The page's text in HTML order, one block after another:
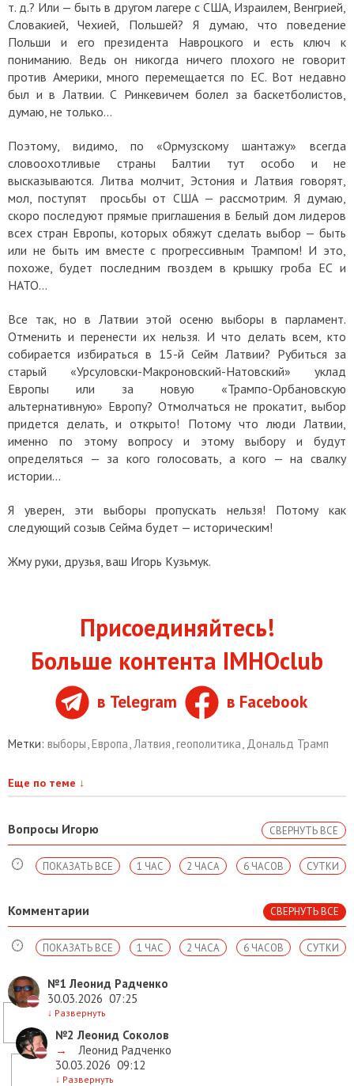
т. д.? Или — быть в другом лагере с США, Израилем, Венгрией,
Словакией, Чехией, Польшей? Я думаю, что поведение
Польши и его президента Навроцкого и есть ключ к
пониманию. Ведь он никогда ничего плохого не говорит
против Америки, много перемещается по ЕС. Вот недавно
был и в Латвии. С Ринкевичем болел за баскетболистов,
думаю, не только…
Поэтому, видимо, по «Ормузскому шантажу» всегда
словоохотливые страны Балтии тут особо и не
высказываются. Литва молчит, Эстония и Латвия говорят,
мол, поступят просьбы от США — рассмотрим. Я думаю,
скоро последуют прямые приглашения в Белый дом лидеров
всех стран Европы, которых обяжут сделать выбор — быть
или не быть им вместе с прогрессивным Трампом! И это,
похоже, будет последним гвоздем в крышку гроба ЕС и
НАТО…
Все так, но в Латвии этой осеню выборы в парламент.
Отменить и перенести их нельзя. И что делать всем, кто
собирается избираться в 15-й Сейм Латвии? Рубиться за
старый «Урсуловски-Макроновский-Натовский» уклад
Европы или за новую «Трампо-Орбановскую
альтернативную» Европу? Отмолчаться не прокатит, выбор
придется делать, и открыто! Потому что люди Латвии,
именно по этому вопросу и этому выбору и будут
определяться — за кого голосовать, а кого — на свалку
истории…
Я уверен, эти выборы пропускать нельзя! Потому как
следующий созыв Сейма будет — историческим!
Жму руки, друзья, ваш Игорь Кузьмук.
Присоединяйтесь!
Больше контента IMHOclub
в Telegram в Facebook
Метки: выборы Европа Латвия геополитика Дональд Трамп
Еще по теме ↓
Вопросы Игорю СВЕРНУТЬ ВСЕ
СУТКИ
6 ЧАСОВ
2 ЧАСА
1 ЧАС
ПОКАЗАТЬ ВСЕ
Комментарии СВЕРНУТЬ ВСЕ
СУТКИ
6 ЧАСОВ
2 ЧАСА
1 ЧАС
ПОКАЗАТЬ ВСЕ
№1 Леонид Радченко
30.03.2026 07:25
↓ Развернуть
№2 Леонид Соколов
→
Леонид Радченко
30.03.2026 09:12
↓ Развернуть